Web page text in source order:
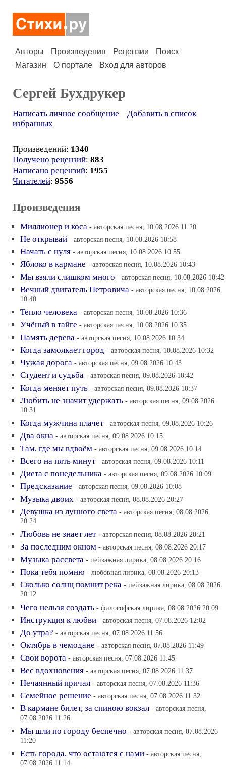
Авторы Произведения Рецензии
Поиск
Магазин
О портале Вход для авторов
Сергей Бухдрукер
Написать личное сообщение
Добавить в список
избранных
Произведений: 1340
Получено рецензий: 883
Написано рецензий: 1955
Читателей: 9556
Произведения
Миллионер и коса - авторская песня, 10.08.2026 11:20
Не открывай - авторская песня, 10.08.2026 10:58
Начать с нуля - авторская песня, 10.08.2026 10:55
Яблоко в кармане - авторская песня, 10.08.2026 10:43
Мы взяли слишком много - авторская песня, 10.08.2026 10:42
Вечный двигатель Петровича - авторская песня, 10.08.2026
10:40
Тепло человека - авторская песня, 10.08.2026 10:36
Учёный в тайге - авторская песня, 10.08.2026 10:35
Память дерева - авторская песня, 10.08.2026 10:34
Когда замолкает город - авторская песня, 10.08.2026 10:32
Чужая дорога - авторская песня, 09.08.2026 10:43
Студент и судьба - авторская песня, 09.08.2026 10:42
Когда меняет путь - авторская песня, 09.08.2026 10:37
Любить не значит удержать - авторская песня, 09.08.2026
10:31
Когда мужчина плачет - авторская песня, 09.08.2026 10:26
Два окна - авторская песня, 09.08.2026 10:15
Там, где мы вдвоём - авторская песня, 09.08.2026 10:14
Всего на пять минут - авторская песня, 09.08.2026 10:11
Диета с понедельника - авторская песня, 09.08.2026 10:09
Предсказание - авторская песня, 09.08.2026 10:08
Музыка двоих - авторская песня, 08.08.2026 20:27
Девушка из лунного света - авторская песня, 08.08.2026
20:24
Любовь не знает лет - авторская песня, 08.08.2026 20:21
За последним окном - авторская песня, 08.08.2026 20:17
Музыка рассвета - пейзажная лирика, 08.08.2026 20:16
Пока тебя помню - любовная лирика, 08.08.2026 20:13
Сколько солнц помнит река - пейзажная лирика, 08.08.2026
20:12
Чего нельзя создать - философская лирика, 08.08.2026 20:09
Инструкция к любви - авторская песня, 07.08.2026 12:02
До утра? - авторская песня, 07.08.2026 11:56
Октябрь в чемодане - авторская песня, 07.08.2026 11:49
Свои ворота - авторская песня, 07.08.2026 11:45
Вес вдохновения - авторская песня, 07.08.2026 11:37
Нечаянный причал - авторская песня, 07.08.2026 11:36
Семейное решение - авторская песня, 07.08.2026 11:32
В кармане билет, за спиною вокзал - авторская песня,
07.08.2026 11:26
Мы шли по городу беспечно - авторская песня, 07.08.2026
11:20
Есть города, что остаются с нами - авторская песня,
07.08.2026 11:14